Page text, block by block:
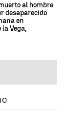
al hombre
desaparecido
en
Vega,